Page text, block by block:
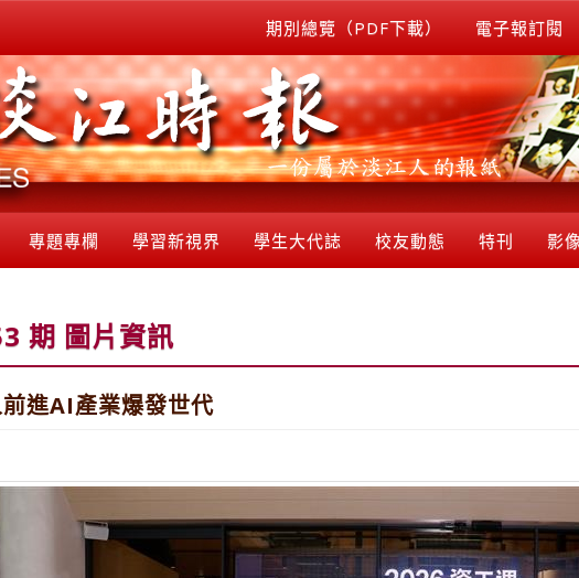
期別總覽（PDF下載） 電子報訂閱
專題專欄 學習新視界 學生大代誌 校友動態 特刊 影
期 圖片資訊
進AI產業爆發世代